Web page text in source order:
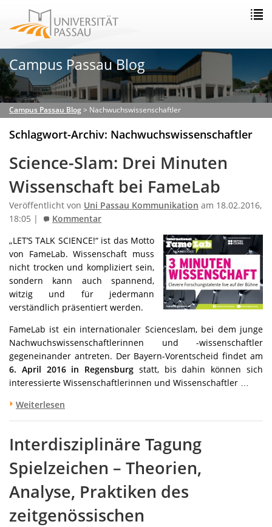
Campus Passau Blog
Campus Passau Blog> Nachwuchswissenschaftler
Schlagwort-Archiv: Nachwuchswissenschaftler
Science-Slam: Drei Minuten
Wissenschaft bei FameLab
Veröffentlicht von Uni Passau Kommunikation am 18.02.2016,
18:05 |
Kommentar
„LET’S TALK SCIENCE!“ ist das Motto
von FameLab. Wissenschaft muss
nicht trocken und kompliziert sein,
sondern kann auch spannend,
witzig und für jedermann
verständlich präsentiert werden.
FameLab ist ein internationaler Scienceslam, bei dem junge
Nachwuchswissenschaftlerinnen und -wissenschaftler
gegeneinander antreten. Der Bayern-Vorentscheid findet am
6. April 2016 in Regensburg statt, bis dahin können sich
interessierte Wissenschaftlerinnen und Wissenschaftler …
Weiterlesen
Interdisziplinäre Tagung
Spielzeichen – Theorien,
Analyse, Praktiken des
zeitgenössischen